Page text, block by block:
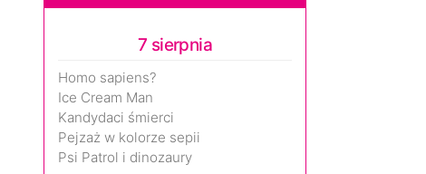
7 sierpnia
Homo sapiens?
Ice Cream Man
Kandydaci śmierci
Pejzaż w kolorze sepii
Psi Patrol i dinozaury